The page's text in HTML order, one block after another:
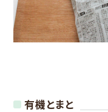
有機とまと